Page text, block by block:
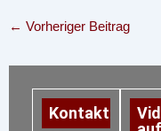
← Vorheriger Beitrag
Kontakt